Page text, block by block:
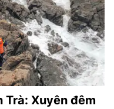
Trà: Xuyên đêm